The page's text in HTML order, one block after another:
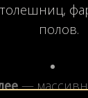
полов.
—